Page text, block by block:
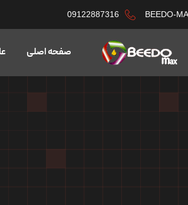
BEEDO-
09122887316
صفحه اصلی